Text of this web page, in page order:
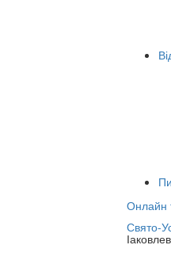
Онлайн
12 вересня
Свято-